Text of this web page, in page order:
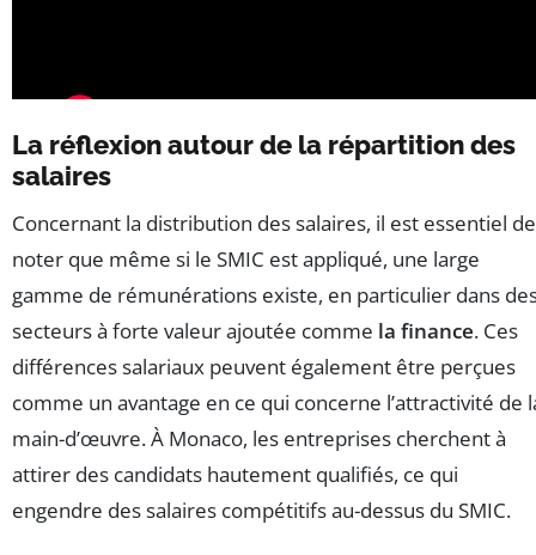
La réflexion autour de la répartition des
salaires
Concernant la distribution des salaires, il est essentiel de
noter que même si le SMIC est appliqué, une large
gamme de rémunérations existe, en particulier dans
secteurs à forte valeur ajoutée comme la finance. Ces
différences salariaux peuvent également être perçues
comme un avantage en ce qui concerne l’attractivité de
main-d’œuvre. À Monaco, les entreprises cherchent à
attirer des candidats hautement qualifiés, ce qui
engendre des salaires compétitifs au-dessus du SMIC.